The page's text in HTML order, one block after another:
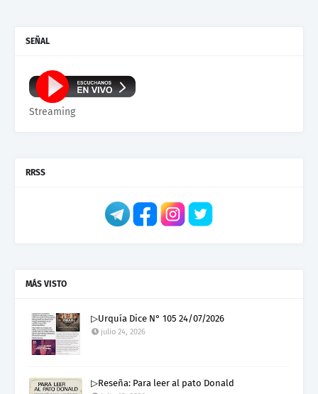
SEÑAL
Streaming
RRSS
MÁS VISTO
▷Urquía Dice N° 105 24/07/2026
julio 24, 2026
▷Reseña: Para leer al pato Donald